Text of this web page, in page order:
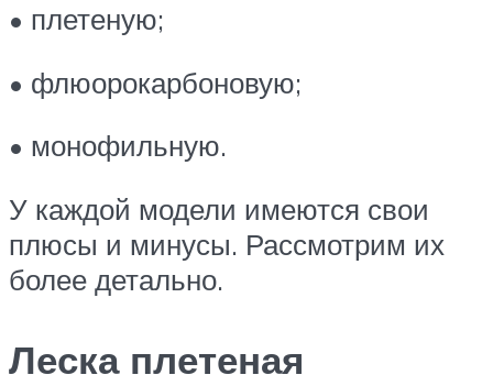
• плетеную;
• флюорокарбоновую;
• монофильную.
У каждой модели имеются свои
плюсы и минусы. Рассмотрим их
более детально.
Леска плетеная